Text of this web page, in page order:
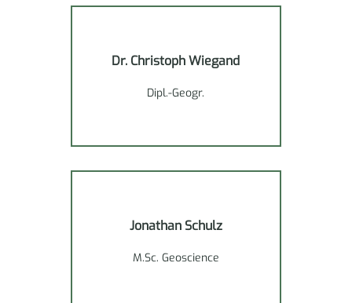
Dr. Christoph Wiegand
Dipl.-Geogr.
Jonathan Schulz
M.Sc. Geoscience